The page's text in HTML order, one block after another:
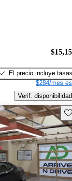
El precio incluye tasas
$284/mes
Verif. disponibilidad